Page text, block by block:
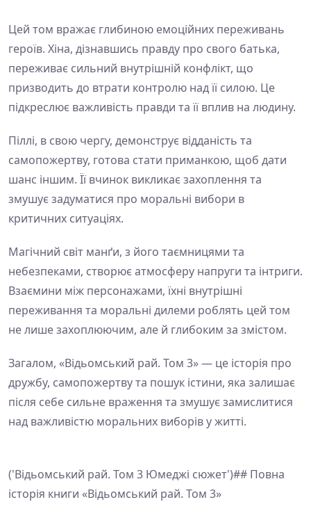
Цей том вражає глибиною емоційних переживань
героїв. Хіна, дізнавшись правду про свого батька,
переживає сильний внутрішній конфлікт, що
призводить до втрати контролю над її силою. Це
підкреслює важливість правди та її вплив на людину.
Піллі, в свою чергу, демонструє відданість та
самопожертву, готова стати приманкою, щоб дати
шанс іншим. Її вчинок викликає захоплення та
змушує задуматися про моральні вибори в
критичних ситуаціях.
Магічний світ манґи, з його таємницями та
небезпеками, створює атмосферу напруги та інтриги.
Взаємини між персонажами, їхні внутрішні
переживання та моральні дилеми роблять цей том
не лише захоплюючим, але й глибоким за змістом.
Загалом, «Відьомський рай. Том 3» — це історія про
дружбу, самопожертву та пошук істини, яка залишає
після себе сильне враження та змушує замислитися
над важливістю моральних виборів у житті.
('Відьомський рай. Том 3 Юмеджі сюжет')## Повна
історія книги «Відьомський рай. Том 3»